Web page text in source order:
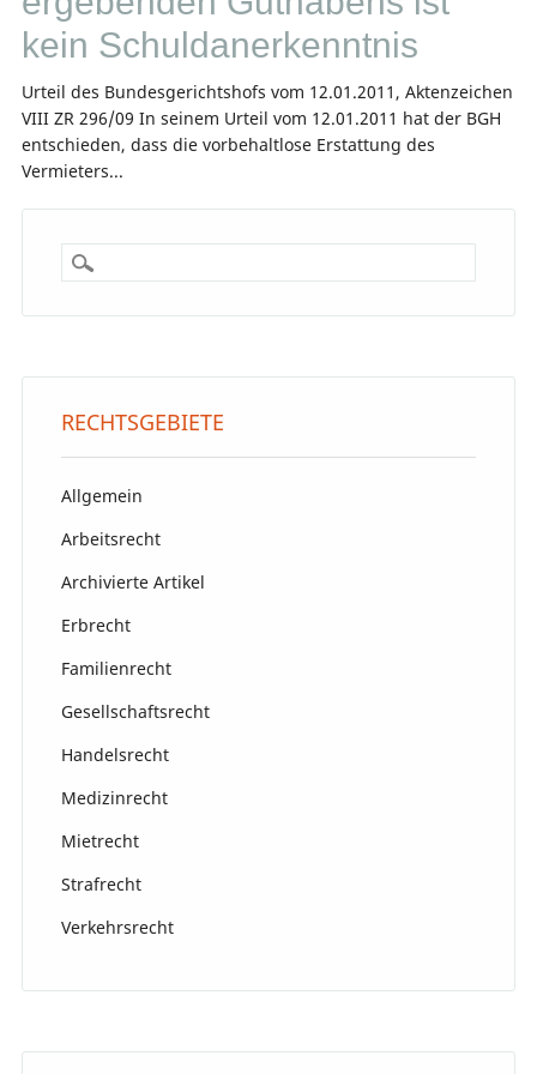
kein Schuldanerkenntnis
Urteil des Bundesgerichtshofs vom 12.01.2011, Aktenzeichen
VIII ZR 296/09 In seinem Urteil vom 12.01.2011 hat der BGH
entschieden, dass die vorbehaltlose Erstattung des
Vermieters...
RECHTSGEBIETE
Allgemein
Arbeitsrecht
Archivierte Artikel
Erbrecht
Familienrecht
Gesellschaftsrecht
Handelsrecht
Medizinrecht
Mietrecht
Strafrecht
Verkehrsrecht